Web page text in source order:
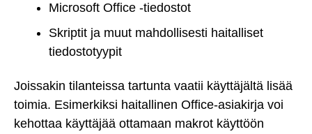
Microsoft Office -tiedostot
Skriptit ja muut mahdollisesti haitalliset
tiedostotyypit
Joissakin tilanteissa tartunta vaatii käyttäjältä lisää
toimia. Esimerkiksi haitallinen Office-asiakirja voi
kehottaa käyttäjää ottamaan makrot käyttöön